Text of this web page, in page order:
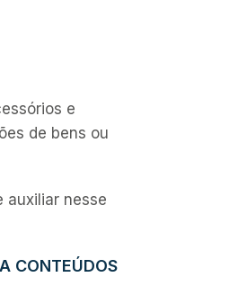
e
de bens ou
auxiliar nesse
CONTEÚDOS